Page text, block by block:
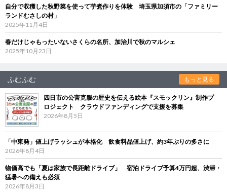
自分で収穫した秋野菜を使って芋煮作りを体験 埼玉県加須市の「ファミリー
ランドむさしの村」
2025年11月4日
春だけじゃもったいないさくらの名所、加治川で秋のマルシェ
2025年10月23日
ふむふむ もっと見る
四日市の公害克服の歴史を伝える絵本『スモックリン』制作プ
ロジェクト クラウドファンディングで支援を募集
2026年8月5日
「中東発」値上げラッシュが本格化 飲食料品値上げ、約3年ぶりの多さに
2026年8月4日
物価高でも「夏は家族で長距離ドライブ」 宿泊ドライブ予算4万円超、渋滞・
猛暑への備えも必須
2026年8月3日